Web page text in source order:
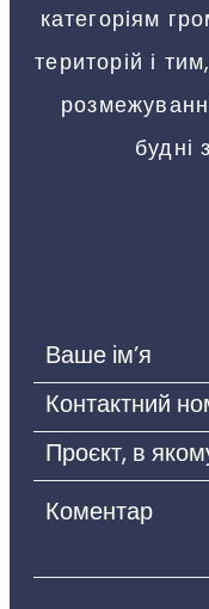
категоріям
територій і
будні